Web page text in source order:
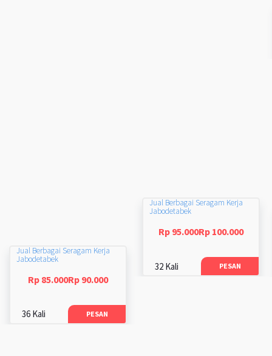
Jual Berbagai Seragam Kerja
Jabodetabek
Rp 95.000Rp 100.000
32 Kali PESAN
Jual Berbagai Seragam Kerja
Jabodetabek
Rp 85.000Rp 90.000
36 Kali PESAN